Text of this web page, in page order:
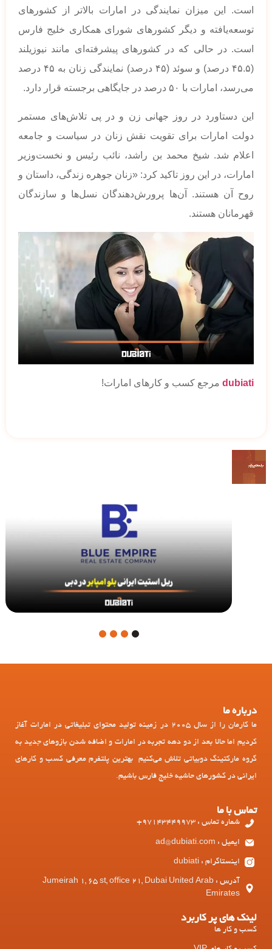
است. این میزان نمایندگی در امارات بالاتر از کشورهای
توسعه‌یافته و دیگر کشورهای شورای همکاری خلیج فارس
است. در حالی که در کشورهای پیشرفته‌ای مانند نیوزیلند
(۴۵.۵ درصد) و سوئد (۴۵ درصد) نمایندگی زنان به ۴۵ درصد
می‌رسد، امارات با ۵۰ درصد در جایگاهی برجسته قرار دارد.
این دستاورد در روز جهانی زن و در پی تلاش‌های مستمر
دولت امارات برای تقویت نقش زنان در سیاست و جامعه
اعلام شد. شیخ محمد بن راشد، نائب رئیس و نخست‌وزیر
امارات، در این روز تاکید کرد: «زنان جوهره زندگی، داستان و
روح آن هستند. آن‌ها پرورش‌دهندگان نسل‌ها و سازندگان
قهرمانان هستند.
dubiati مرجع کسب و کارهای امارات!
1
درباره ما
ما کارمان را از سال 2005 در زمینه تولید محتوای تبلیغاتی در امارات آغاز
کردیم اما حالا بعد از دو دهه تجربه در امارات و اضافه شدن بازوهای جدید به
گروه مارکتینگ دوبیاتی تلاش می‌کنیم بهترین پلتفرم معرفی کسب و کارهای
ایرانی در کشورهای حاشیه خلیج فارس باشیم.
تماس با ما
شماره تماس : 97143449973+
ایمیل : ad@dubiati.com
اینستاگرام : dubiati
آدرس : Jumeirah 1, 65 st, office 21, Dubai United Arab
Emirates
لینک های پر کاربرد
کسب و کار ها